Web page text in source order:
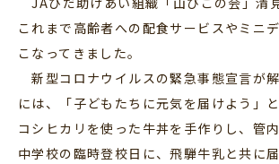
これまで高齢者への配食サービスやミニ
こなってきました。
新型コロナウイルスの緊急事態宣言が
には、「子どもたちに元気を届けよう」
コシヒカリを使った牛丼を手作りし、管
中学校の臨時登校日に、飛騨牛乳と共に